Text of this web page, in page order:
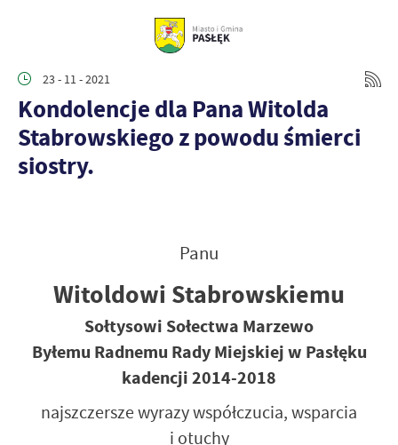
23 - 11 - 2021
Kondolencje dla Pana Witolda
Stabrowskiego z powodu śmierci
siostry.
Panu
Witoldowi Stabrowskiemu
Sołtysowi Sołectwa Marzewo
Byłemu Radnemu Rady Miejskiej w Pasłęku
kadencji 2014-2018
najszczersze wyrazy współczucia, wsparcia
i otuchy